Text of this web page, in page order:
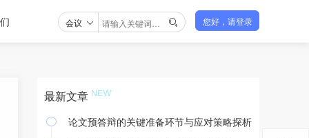
会议  您好，请登录
最新文章
 论文预答辩的关键准备环节与应对策略探析